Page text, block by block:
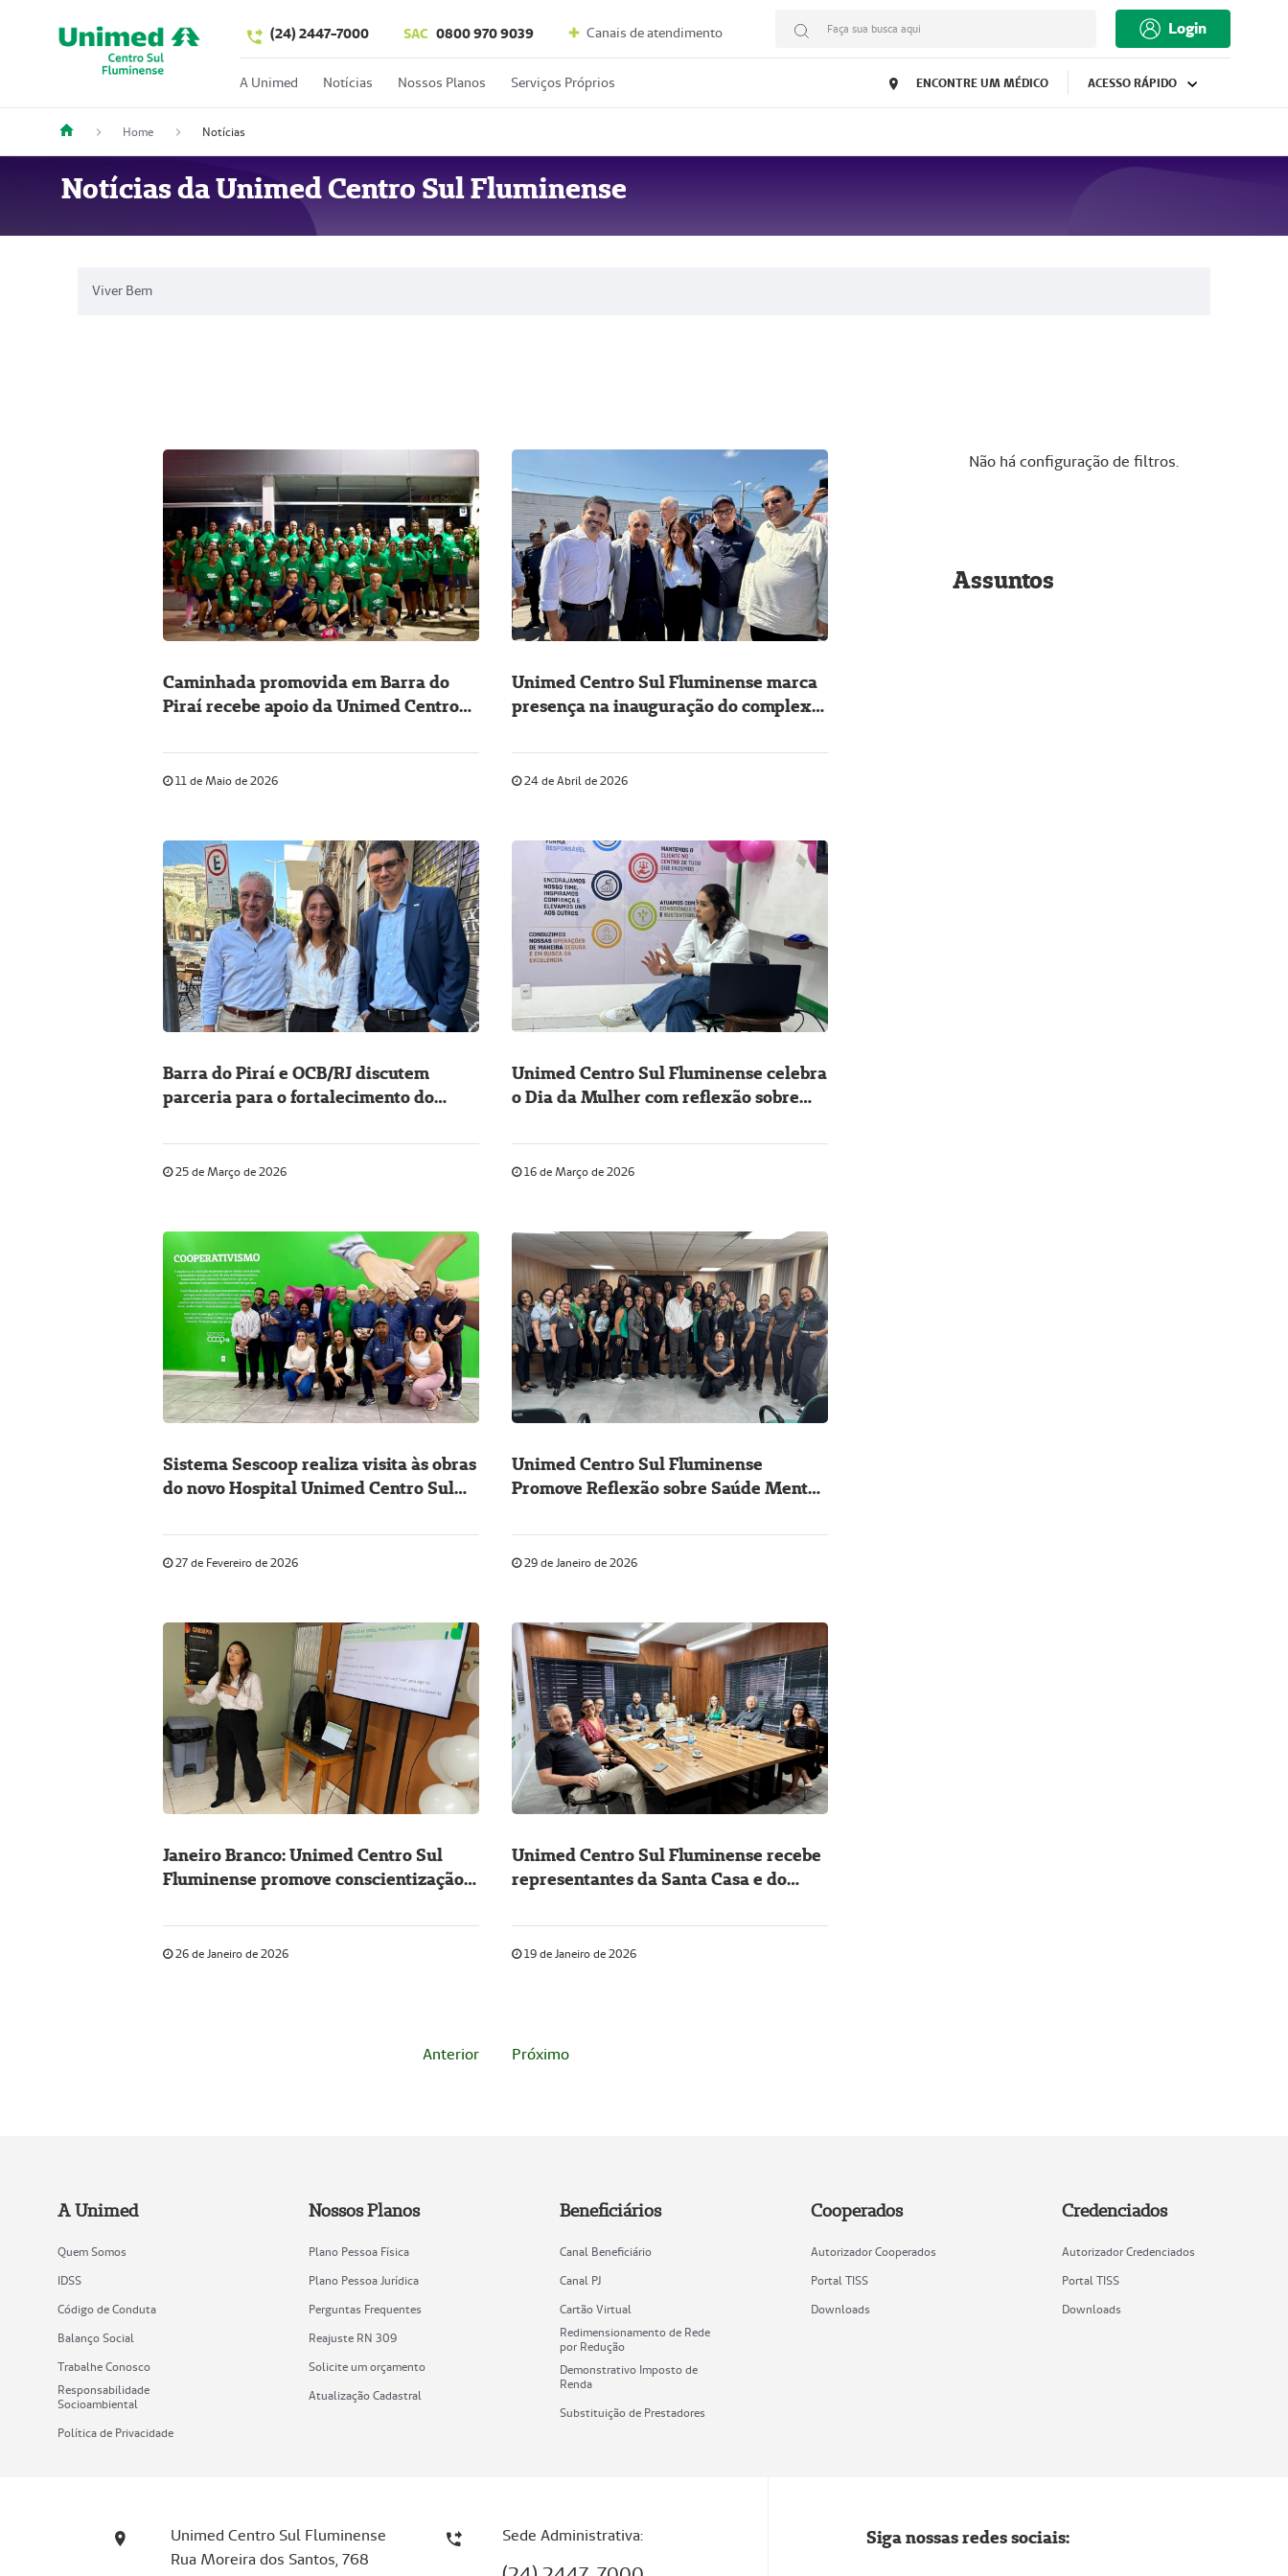
(24) 2447-7000 SAC 0800 970 9039 Canais de atendimento Faça sua busca aqui Login
A Unimed Notícias Nossos Planos Serviços Próprios ENCONTRE UM MÉDICO ACESSO RÁPIDO
Home Notícias
Notícias da Unimed Centro Sul Fluminense
Viver Bem
Caminhada promovida em Barra do
Piraí recebe apoio da Unimed Centro
11 de Maio de 2026
Unimed Centro Sul Fluminense marca
presença na inauguração do complexo
24 de Abril de 2026
Barra do Piraí e OCB/RJ discutem
parceria para o fortalecimento do
25 de Março de 2026
Unimed Centro Sul Fluminense celebra
o Dia da Mulher com reflexão sobre
16 de Março de 2026
Sistema Sescoop realiza visita às obras
do novo Hospital Unimed Centro Sul
27 de Fevereiro de 2026
Unimed Centro Sul Fluminense
Promove Reflexão sobre Saúde Mental
29 de Janeiro de 2026
Janeiro Branco: Unimed Centro Sul
Fluminense promove conscientização
parceiras
26 de Janeiro de 2026
Unimed Centro Sul Fluminense recebe
representantes da Santa Casa e do
19 de Janeiro de 2026
Anterior Próximo
Não há configuração de filtros.
Assuntos
A Unimed
Quem Somos
IDSS
Código de Conduta
Balanço Social
Trabalhe Conosco
Responsabilidade
Socioambiental
Política de Privacidade
Nossos Planos
Plano Pessoa Física
Plano Pessoa Jurídica
Perguntas Frequentes
Reajuste RN 309
Solicite um orçamento
Atualização Cadastral
Beneficiários
Canal Beneficiário
Canal PJ
Cartão Virtual
Redimensionamento de Rede
por Redução
Demonstrativo Imposto de
Renda
Substituição de Prestadores
Cooperados
Autorizador Cooperados
Portal TISS
Downloads
Credenciados
Autorizador Credenciados
Portal TISS
Downloads
Unimed Centro Sul Fluminense
Rua Moreira dos Santos, 768
Sede Administrativa: Siga nossas redes sociais: